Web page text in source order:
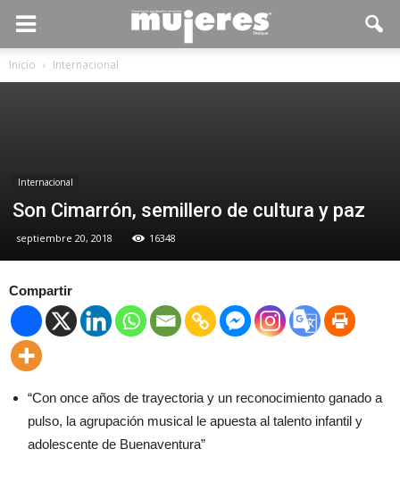
Inicio Internacional
Internacional
Son Cimarrón, semillero de cultura y paz
septiembre 20, 2018 16348
Compartir
“Con once años de trayectoria y un reconocimiento ganado a
pulso, la agrupación musical le apuesta al talento infantil y
adolescente de Buenaventura”